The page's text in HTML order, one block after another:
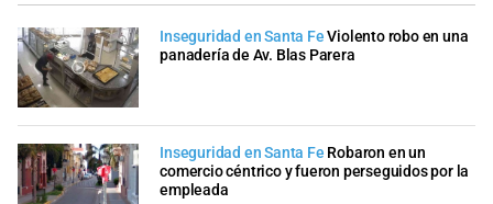
Inseguridad en Santa Fe Violento robo en una
panadería de Av. Blas Parera
Inseguridad en Santa Fe Robaron en un
comercio céntrico y fueron perseguidos por la
empleada